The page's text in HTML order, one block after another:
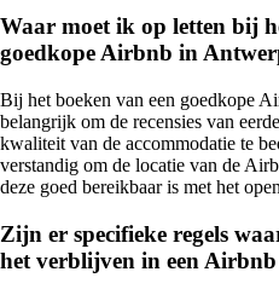
Waar moet ik op letten bij
goedkope Airbnb in
Bij het boeken van een goedkope
belangrijk om de recensies van
kwaliteit van de accommodatie te
verstandig om de locatie van de
deze goed bereikbaar is met het
Zijn er specifieke regels
het verblijven in een